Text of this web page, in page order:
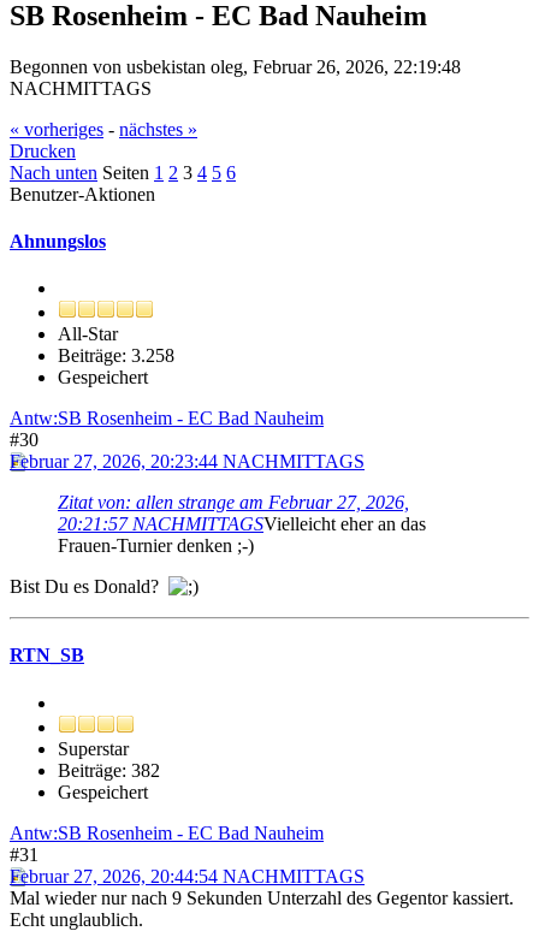
SB Rosenheim - EC Bad Nauheim
Begonnen von usbekistan oleg, Februar 26, 2026, 22:19:48
NACHMITTAGS
« vorheriges - nächstes »
Drucken
Nach unten Seiten 1 2 3 4 5 6
Benutzer-Aktionen
Ahnungslos
All-Star
Beiträge: 3.258
Gespeichert
Antw:SB Rosenheim - EC Bad Nauheim
#30
Februar 27, 2026, 20:23:44 NACHMITTAGS
Zitat von: allen strange am Februar 27, 2026,
20:21:57 NACHMITTAGSVielleicht eher an das
Frauen-Turnier denken ;-)
Bist Du es Donald?
RTN_SB
Superstar
Beiträge: 382
Gespeichert
Antw:SB Rosenheim - EC Bad Nauheim
#31
Februar 27, 2026, 20:44:54 NACHMITTAGS
Mal wieder nur nach 9 Sekunden Unterzahl des Gegentor kassiert.
Echt unglaublich.